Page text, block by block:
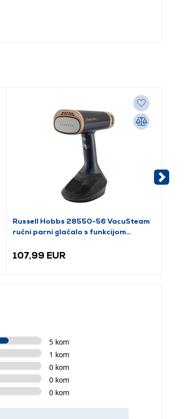
Russell Hobbs 28550-56 VacuSteam
ručni parni glačalo s funkcijom
107,99 EUR
5 kom
1 kom
0 kom
0 kom
0 kom